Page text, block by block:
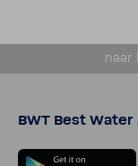
naar
BWT Best Water